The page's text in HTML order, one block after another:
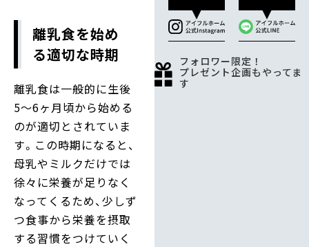
離乳食を始め
る適切な時期
離乳食は一般的に生後
5〜6ヶ月頃から始める
のが適切とされていま
す。この時期になると、
母乳やミルクだけでは
徐々に栄養が足りなく
なってくるため、少しず
つ食事から栄養を摂取
する習慣をつけていく
フォロワー限定！
プレゼント企画もやってま
す